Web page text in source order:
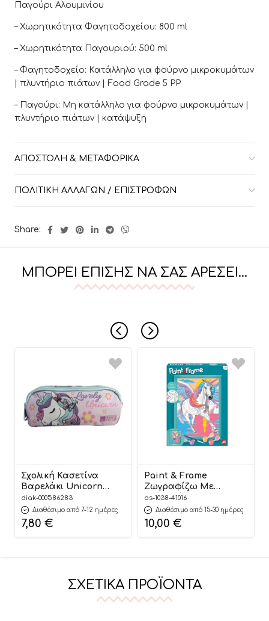
Παγούρι Αλουμινίου
– Χωρητικότητα Φαγητοδοχείου: 800 ml
– Χωρητικότητα Παγουριού: 500 ml
– Φαγητοδοχείο: Κατάλληλο για φούρνο μικροκυμάτων
| πλυντήριο πιάτων | Food Grade 5 PP
– Παγούρι: Μη κατάλληλο για φούρνο μικροκυμάτων |
πλυντήριο πιάτων | κατάψυξη
ΑΠΟΣΤΟΛΉ & ΜΕΤΑΦΟΡΙΚΆ
ΠΟΛΙΤΙΚΉ ΑΛΛΑΓΏΝ / ΕΠΙΣΤΡΟΦΏΝ
Share:
ΜΠΟΡΕΊ ΕΠΊΣΗΣ ΝΑ ΣΑΣ ΑΡΈΣΕΙ…
Σχολική Κασετίνα
Βαρελάκι Unicorn
(21x6x9εκ) |
5205698732010 Μust
diak-000586283
Διαθέσιμο από 7-12 ημέρες
7,80 €
Paint & Frame
Ζωγραφίζω Με
Αριθμούς Magic
Unicorn 9+ – As
Company
as-1038-41016
Διαθέσιμο από 15-30 ημέρες
10,00 €
ΣΧΕΤΙΚΆ ΠΡΟΪΌΝΤΑ